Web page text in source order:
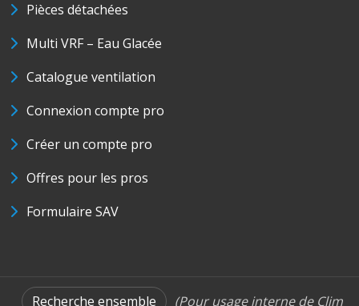
Pièces détachées
Multi VRF – Eau Glacée
Catalogue ventilation
Connexion compte pro
Créer un compte pro
Offres pour les pros
Formulaire SAV
Recherche ensemble (Pour usage interne de Clim